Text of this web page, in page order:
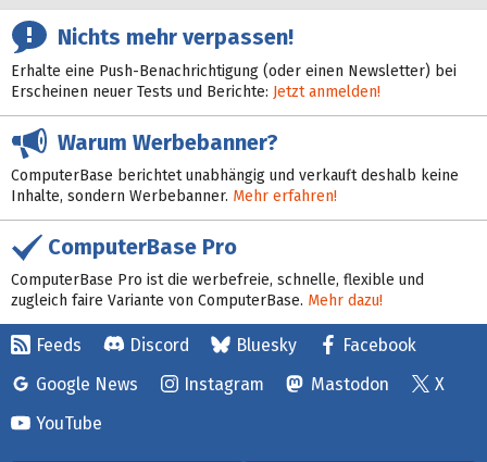
Nichts mehr verpassen!
Erhalte eine Push-Benachrichtigung (oder einen Newsletter) bei
Erscheinen neuer Tests und Berichte: Jetzt anmelden!
Warum Werbebanner?
ComputerBase berichtet unabhängig und verkauft deshalb keine
Inhalte, sondern Werbebanner. Mehr erfahren!
ComputerBase Pro
ComputerBase Pro ist die werbefreie, schnelle, flexible und
zugleich faire Variante von ComputerBase. Mehr dazu!
Feeds Discord Bluesky
Facebook
Google News
Instagram Mastodon
X
YouTube